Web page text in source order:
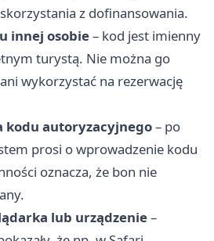
z dofinansowania.
innej osobie– kod jest imienny
turystą. Nie można go
wykorzystać na rezerwację
kodu autoryzacyjnego– po
prosi o wprowadzenie kodu
oznacza, że bon nie
lub urządzenie–